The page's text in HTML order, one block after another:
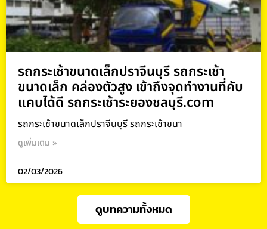
รถกระเช้าขนาดเล็กปราจีนบุรี รถกระเช้า
ขนาดเล็ก คล่องตัวสูง เข้าถึงจุดทำงานที่คับ
แคบได้ดี รถกระเช้าระยองชลบุรี.com
รถกระเช้าขนาดเล็กปราจีนบุรี รถกระเช้าขนา
ดูเพิ่มเติม »
02/03/2026
ดูบทความทั้งหมด